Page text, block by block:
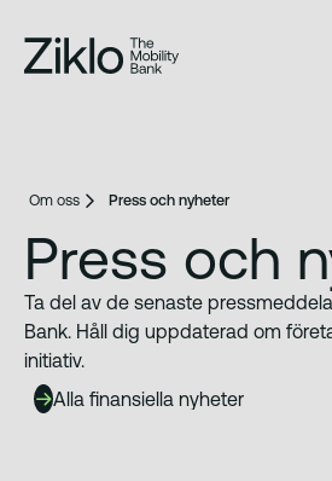
Om oss Press och nyheter
Press och
Ta del av de senaste
Bank. Håll dig uppdaterad om
initiativ.
Alla finansiella nyheter